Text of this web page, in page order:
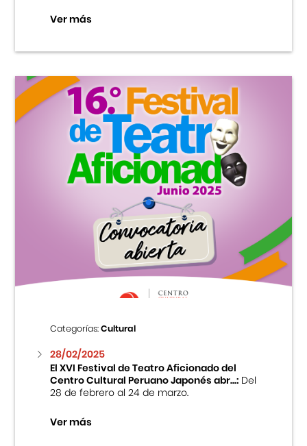
Ver más
Categorías:Cultural
28/02/2025
El XVI Festival de Teatro Aficionado del
Centro Cultural Peruano Japonés abr...:Del
28 de febrero al 24 de marzo.
Ver más